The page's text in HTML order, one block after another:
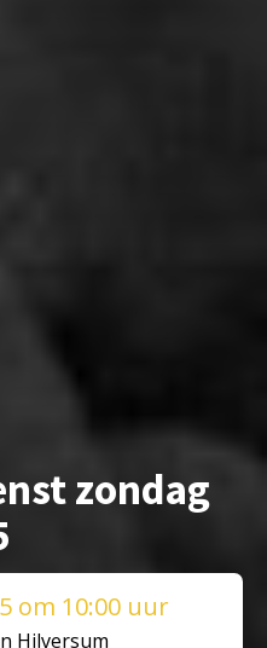
zondag
om 10:00 uur
Hilversum